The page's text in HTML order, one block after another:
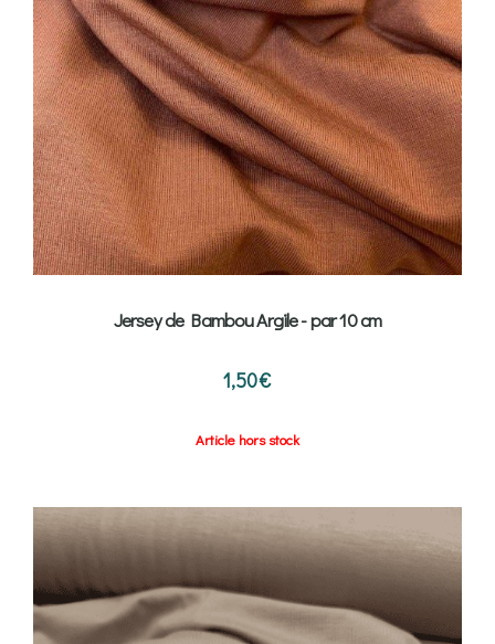
Jersey de Bambou Argile - par 10 cm
1,50€
Article hors stock